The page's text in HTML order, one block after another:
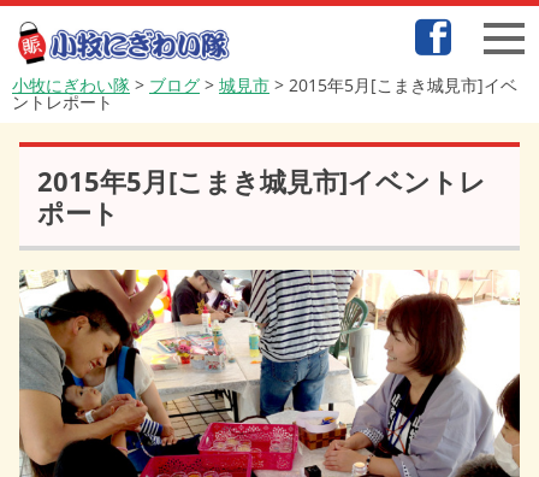
小牧にぎわい隊 > ブログ > 城見市 > 2015年5月[こまき城見市]イベ
ントレポート
2015年5月[こまき城見市]イベントレ
ポート